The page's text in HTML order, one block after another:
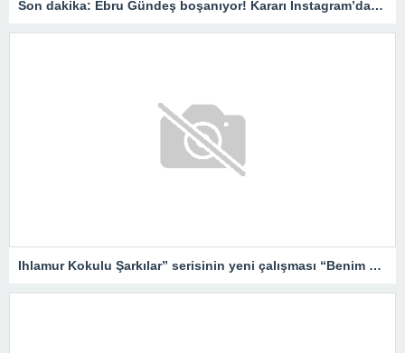
Son dakika: Ebru Gündeş boşanıyor! Kararı Instagram’dan duyurdu
Ihlamur Kokulu Şarkılar” serisinin yeni çalışması “Benim Duam” dijital platformlarda yayında!